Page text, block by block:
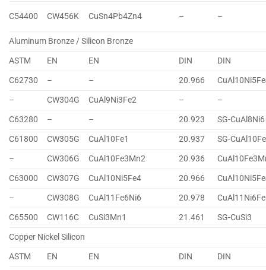
C54400 CW456K CuSn4Pb4Zn4 – –
Aluminum Bronze / Silicon Bronze
ASTM
EN EN DIN
DIN
C62730
– – 20.966
–
CW304G CuAl9Ni3Fe2 –
–
C63280
– – 20.923
SG-CuAl8Ni6
C61800
CW305G CuAl10Fe1 20.937
SG-CuAl10Fe
–
CW306G CuAl10Fe3Mn2 20.936
C63000
CW307G CuAl10Ni5Fe4 20.966
–
CW308G CuAl11Fe6Ni6 20.978
C65500
CW116C CuSi3Mn1 21.461
SG-CuSi3
Copper Nickel Silicon
ASTM
EN EN DIN
DIN